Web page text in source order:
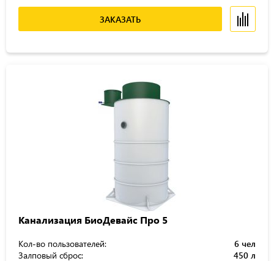
ЗАКАЗАТЬ
Канализация БиоДевайс Про 5
Кол-во пользователей:
6 чел
Залповый сброс:
450 л